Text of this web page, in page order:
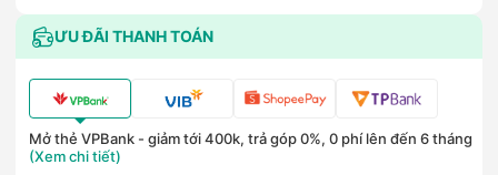
ƯU ĐÃI THANH TOÁN
Mở thẻ VPBank - giảm tới 400k, trả góp 0%, 0 phí lên đến 6 tháng
(Xem chi tiết)